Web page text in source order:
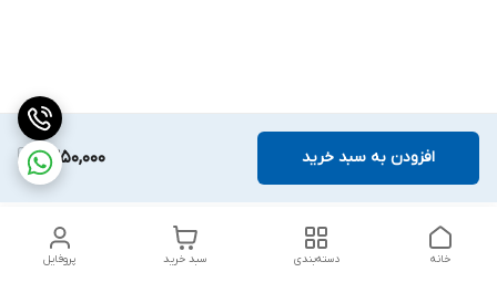
1,350,000 افزودن به سبد خرید
پروفایل سبد خرید دسته‌بندی خانه